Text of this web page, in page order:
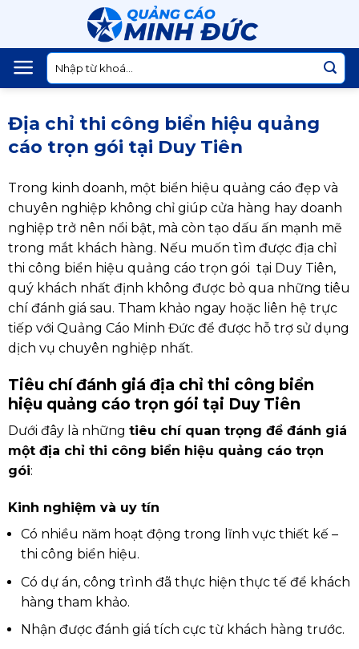
content
Tìm
kiếm:
Địa chỉ thi công biển hiệu quảng
cáo trọn gói tại Duy Tiên
Trong kinh doanh, một biển hiệu quảng cáo đẹp và
chuyên nghiệp không chỉ giúp cửa hàng hay doanh
nghiệp trở nên nổi bật, mà còn tạo dấu ấn mạnh mẽ
trong mắt khách hàng. Nếu muốn tìm được địa chỉ
thi công biển hiệu quảng cáo trọn gói tại Duy Tiên,
quý khách nhất định không được bỏ qua những tiêu
chí đánh giá sau. Tham khảo ngay hoặc liên hệ trực
tiếp với Quảng Cáo Minh Đức để được hỗ trợ sử dụng
dịch vụ chuyên nghiệp nhất.
Tiêu chí đánh giá địa chỉ thi công biển
hiệu quảng cáo trọn gói tại Duy Tiên
Dưới đây là những tiêu chí quan trọng để đánh giá
một địa chỉ thi công biển hiệu quảng cáo trọn
gói:
Kinh nghiệm và uy tín
Có nhiều năm hoạt động trong lĩnh vực thiết kế –
thi công biển hiệu.
Có dự án, công trình đã thực hiện thực tế để khách
hàng tham khảo.
Nhận được đánh giá tích cực từ khách hàng trước.